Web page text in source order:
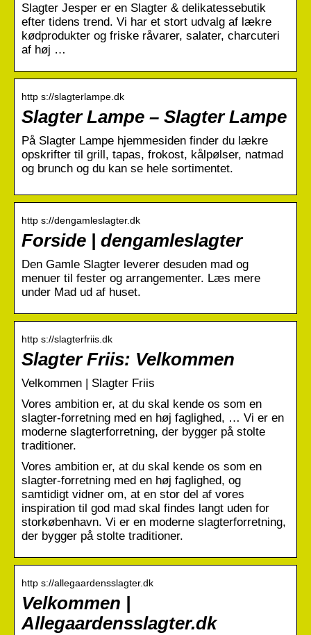
Slagter Jesper er en Slagter & delikatessebutik
efter tidens trend. Vi har et stort udvalg af lækre
kødprodukter og friske råvarer, salater, charcuteri
af høj …
http s://slagterlampe.dk
Slagter Lampe – Slagter Lampe
På Slagter Lampe hjemmesiden finder du lækre
opskrifter til grill, tapas, frokost, kålpølser, natmad
og brunch og du kan se hele sortimentet.
http s://dengamleslagter.dk
Forside | dengamleslagter
Den Gamle Slagter leverer desuden mad og
menuer til fester og arrangementer. Læs mere
under Mad ud af huset.
http s://slagterfriis.dk
Slagter Friis: Velkommen
Velkommen | Slagter Friis
Vores ambition er, at du skal kende os som en
slagter-forretning med en høj faglighed, … Vi er en
moderne slagterforretning, der bygger på stolte
traditioner.
Vores ambition er, at du skal kende os som en
slagter-forretning med en høj faglighed, og
samtidigt vidner om, at en stor del af vores
inspiration til god mad skal findes langt uden for
storkøbenhavn. Vi er en moderne slagterforretning,
der bygger på stolte traditioner.
http s://allegaardensslagter.dk
Velkommen |
Allegaardensslagter.dk